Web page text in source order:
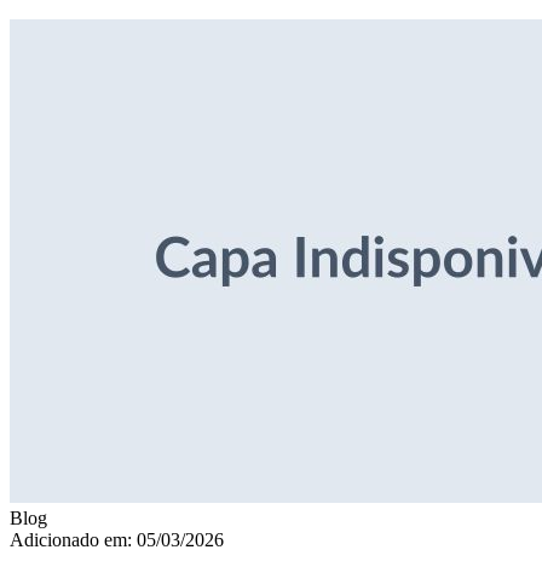
Blog
Adicionado em: 05/03/2026